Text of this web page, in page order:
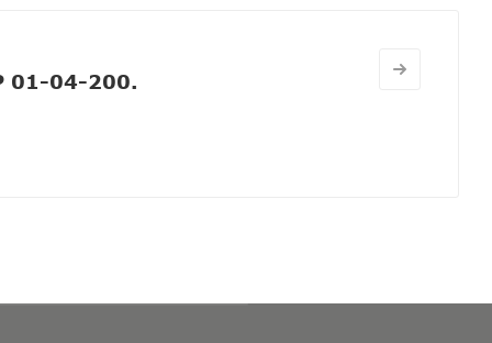
01-04-200.